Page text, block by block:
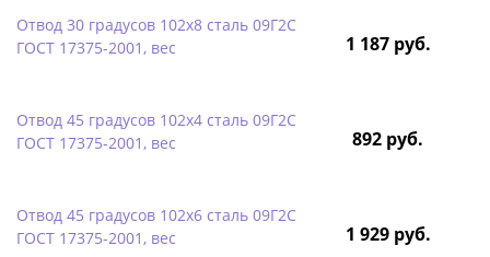
Отвод 30 градусов 102х8 сталь 09Г2С
ГОСТ 17375-2001, вес
1 187 руб.
Отвод 45 градусов 102х4 сталь 09Г2С
ГОСТ 17375-2001, вес
892 руб.
Отвод 45 градусов 102х6 сталь 09Г2С
ГОСТ 17375-2001, вес
1 929 руб.